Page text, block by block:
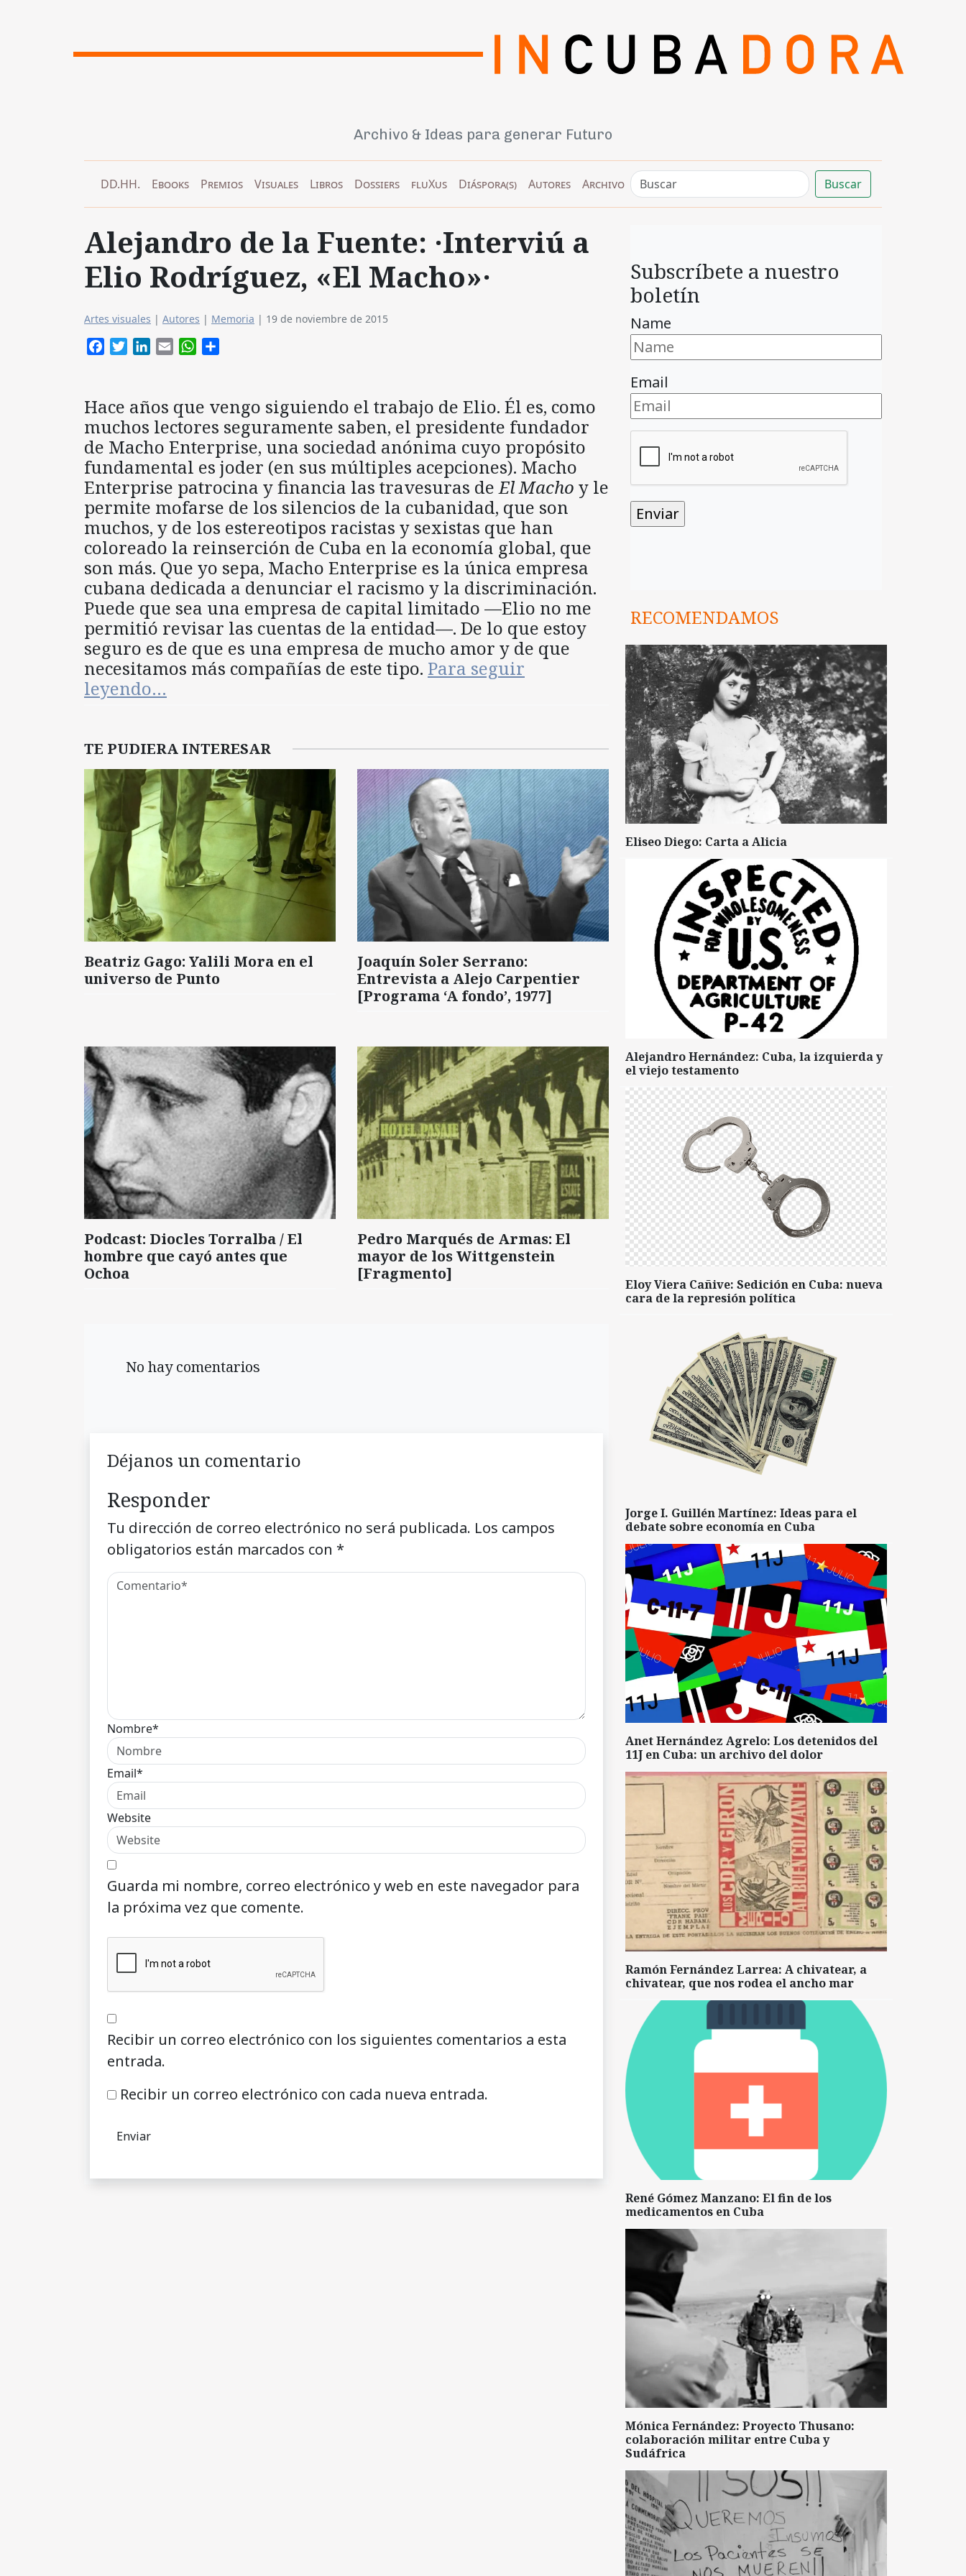
Archivo & Ideas para generar Futuro
DD.HH. Ebooks Premios Visuales Libros Dossiers fluXus Diáspora(s) Autores Archivo Buscar
Alejandro de la Fuente: ·Interviú a
Elio Rodríguez, «El Macho»·
Artes visuales | Autores | Memoria | 19 de noviembre de 2015
FacebookTwitterLinkedIn
Email WhatsApp
Hace años que vengo siguiendo el trabajo de Elio. Él es, como
muchos lectores seguramente saben, el presidente fundador
de Macho Enterprise, una sociedad anónima cuyo propósito
fundamental es joder (en sus múltiples acepciones). Macho
Enterprise patrocina y financia las travesuras de El Macho y le
permite mofarse de los silencios de la cubanidad, que son
muchos, y de los estereotipos racistas y sexistas que han
coloreado la reinserción de Cuba en la economía global, que
son más. Que yo sepa, Macho Enterprise es la única empresa
cubana dedicada a denunciar el racismo y la discriminación.
Puede que sea una empresa de capital limitado —Elio no me
permitió revisar las cuentas de la entidad—. De lo que estoy
seguro es de que es una empresa de mucho amor y de que
necesitamos más compañías de este tipo. Para seguir
leyendo…
TE PUDIERA INTERESAR
Beatriz Gago: Yalili Mora en el
universo de Punto
Joaquín Soler Serrano:
Entrevista a Alejo Carpentier
[Programa ‘A fondo’, 1977]
Podcast: Diocles Torralba / El
hombre que cayó antes que
Ochoa
Pedro Marqués de Armas: El
mayor de los Wittgenstein
[Fragmento]
No hay comentarios
Déjanos un comentario
Responder
Tu dirección de correo electrónico no será publicada. Los campos
obligatorios están marcados con *
Nombre*
Email*
Website
Guarda mi nombre, correo electrónico y web en este navegador para
la próxima vez que comente.
Recibir un correo electrónico con los siguientes comentarios a esta
entrada.
Recibir un correo electrónico con cada nueva entrada.
Subscríbete a nuestro
boletín
Name
Email
RECOMENDAMOS
Eliseo Diego: Carta a Alicia
Alejandro Hernández: Cuba, la izquierda y
el viejo testamento
Eloy Viera Cañive: Sedición en Cuba: nueva
cara de la represión política
Jorge I. Guillén Martínez: Ideas para el
debate sobre economía en Cuba
Anet Hernández Agrelo: Los detenidos del
11J en Cuba: un archivo del dolor
Ramón Fernández Larrea: A chivatear, a
chivatear, que nos rodea el ancho mar
René Gómez Manzano: El fin de los
medicamentos en Cuba
Mónica Fernández: Proyecto Thusano:
colaboración militar entre Cuba y
Sudáfrica